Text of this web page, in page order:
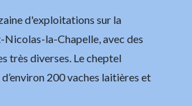
d'exploitations sur la
Nicolas-la-Chapelle, avec des
très diverses. Le cheptel
200 vaches laitières et